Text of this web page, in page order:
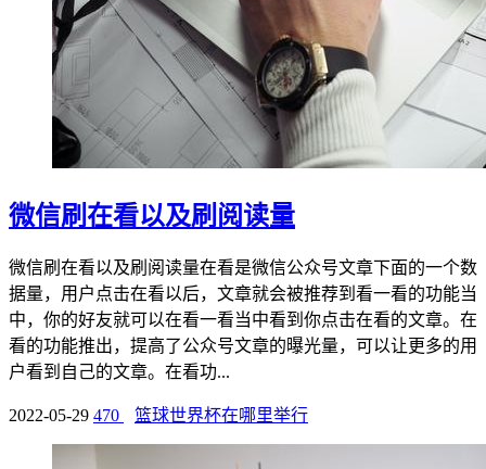
微信刷在看以及刷阅读量
微信刷在看以及刷阅读量在看是微信公众号文章下面的一个数
据量，用户点击在看以后，文章就会被推荐到看一看的功能当
中，你的好友就可以在看一看当中看到你点击在看的文章。在
看的功能推出，提高了公众号文章的曝光量，可以让更多的用
户看到自己的文章。在看功...
2022-05-29 470 篮球世界杯在哪里举行